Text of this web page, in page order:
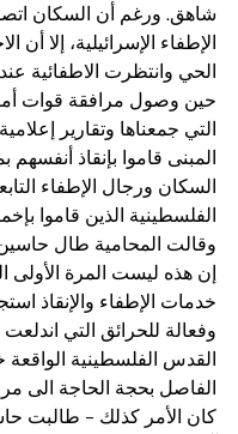
شاهق. ورغم أن السكان
الإطفاء الإسرائيلية، إلا أن
الحي وانتظرت الاطفائية
حين وصول مرافقة قوات
التي جمعناها وتقارير
المبنى قاموا بإنقاذ أنفسهم
السكان ورجال الإطفاء
الفلسطينية الذين قاموا
وقالت المحامية طال
إن هذه ليست المرة الأولى
خدمات الإطفاء والإنقاذ
وفعالة للحرائق التي
القدس الفلسطينية الواقعة
الفاصل بحجة الحاجة الى
كان الأمر كذلك – طالبت